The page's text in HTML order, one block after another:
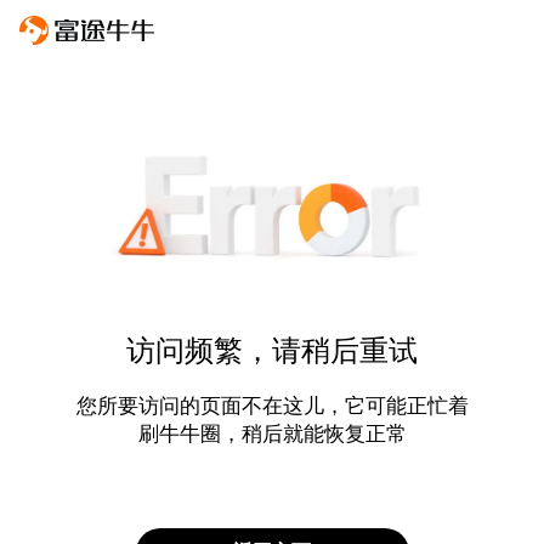
访问频繁，请稍后重试
您所要访问的页面不在这儿，它可能正忙着
刷牛牛圈，稍后就能恢复正常